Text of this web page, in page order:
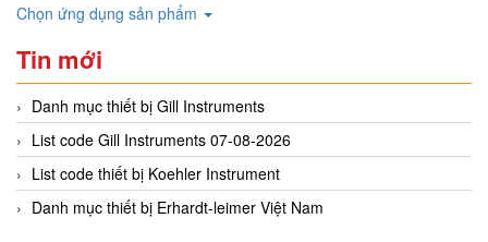
Chọn ứng dụng sản phẩm
Tin mới
Danh mục thiết bị Gill Instruments
List code Gill Instruments 07-08-2026
List code thiết bị Koehler Instrument
Danh mục thiết bị Erhardt-leimer Việt Nam